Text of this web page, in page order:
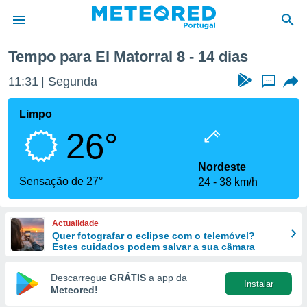
da
foi
fornecidas
a este
das
e
forma
digital
Tempo para El Matorral 8 - 14 dias
11:31 Segunda ...
Limpo
26°
Sensação de 27°
Nordeste
24
38 km/h
Actualidade
Quer fotografar o eclipse com o telemóvel?
Estes cuidados podem salvar a sua câmara
Descarregue GRÁTIS a app da
Meteored!
Instalar